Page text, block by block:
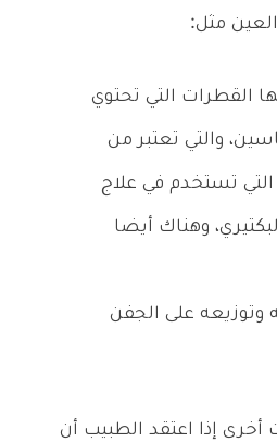
العين مثل:
القطرات التي تحتوي
والتي تعتبر من
تستخدم في علاج
وهناك أيضا
وتوزيعه على الجفن
إذا اعتقد الطبيب أن